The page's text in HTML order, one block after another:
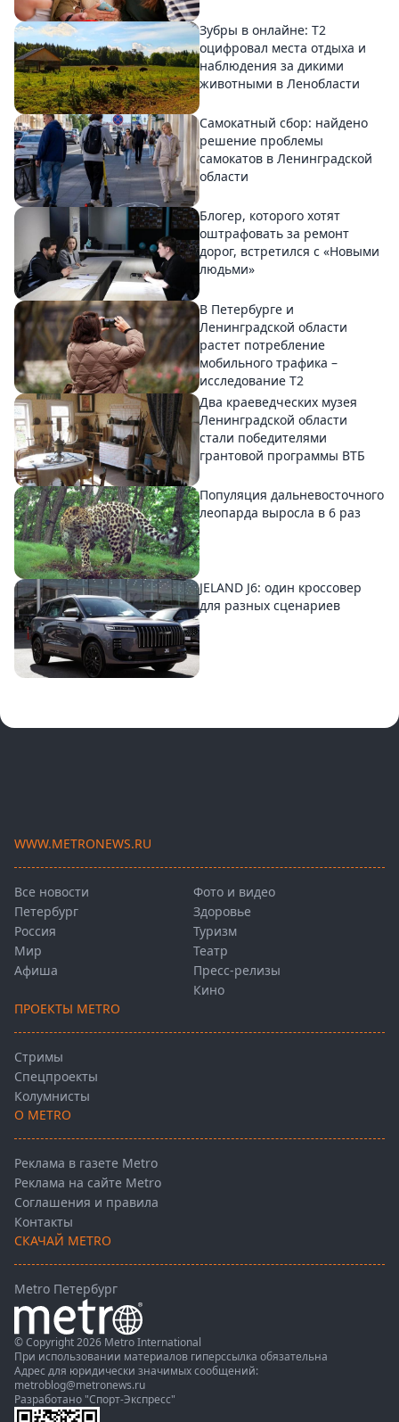
Зубры в онлайне: Т2
оцифровал места отдыха и
наблюдения за дикими
животными в Ленобласти
Самокатный сбор: найдено
решение проблемы
самокатов в Ленинградской
области
Блогер, которого хотят
оштрафовать за ремонт
дорог, встретился с «Новыми
людьми»
В Петербурге и
Ленинградской области
растет потребление
мобильного трафика –
исследование T2
Два краеведческих музея
Ленинградской области
стали победителями
грантовой программы ВТБ
Популяция дальневосточного
леопарда выросла в 6 раз
JELAND J6: один кроссовер
для разных сценариев
WWW.METRONEWS.RU
Все новости
Петербург
Россия
Мир
Афиша
Фото и видео
Здоровье
Туризм
Театр
Пресс-релизы
Кино
ПРОЕКТЫ METRO
Стримы
Спецпроекты
Колумнисты
О METRO
Реклама в газете Metro
Реклама на сайте Metro
Соглашения и правила
Контакты
СКАЧАЙ METRO
Metro Петербург
© Copyright 2026 Metro International
При использовании материалов гиперссылка обязательна
Адрес для юридически значимых сообщений:
metroblog@metronews.ru
Разработано "Спорт-Экспресс"